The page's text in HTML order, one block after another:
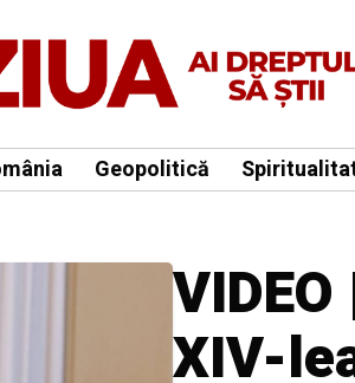
Geopolitică
XIV-